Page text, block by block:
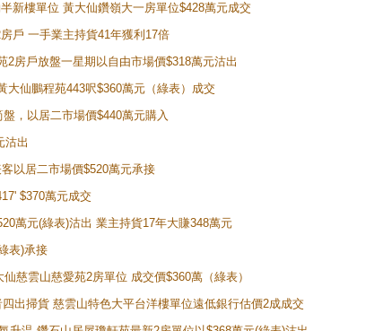
新樓單位 黃大仙鑽嶺大一房單位$428萬元成交
戶 一手業主持貨41年獲利17倍
房戶放盤一星期以自由市場價$318萬元沽出
仙鵬程苑443呎$360萬元（綠表）成交
，以居二市場價$440萬元購入
沽出
以居二市場價$520萬元承接
$370萬元成交
萬元(綠表)沽出 業主持貨17年大賺348萬元
表)承接
慈雲山慈愛苑2房單位 成交價$360萬（綠表）
出掃貨 慈雲山特色大平台洋樓單位遠低銀行估價2成成交